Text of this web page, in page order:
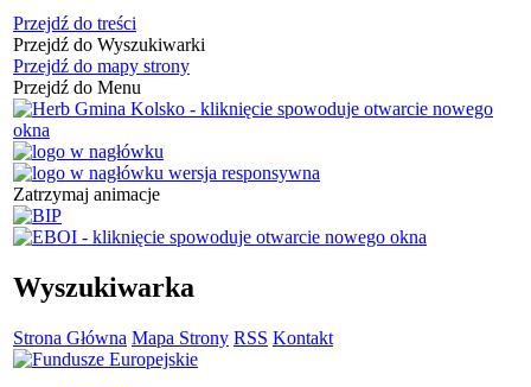
Przejdź do treści
Przejdź do Wyszukiwarki
Przejdź do mapy strony
Przejdź do Menu
Zatrzymaj animacje
Wyszukiwarka
Strona Główna Mapa Strony RSS Kontakt